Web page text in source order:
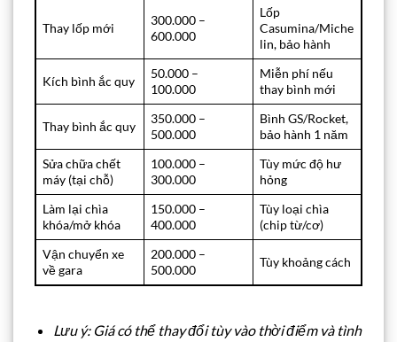
Thay lốp mới
300.000 –
600.000
Lốp
Casumina/Miche
lin, bảo hành
Kích bình ắc quy
50.000 –
100.000
Miễn phí nếu
thay bình mới
Thay bình ắc quy
350.000 –
500.000
Bình GS/Rocket,
bảo hành 1 năm
Sửa chữa chết
máy (tại chỗ)
100.000 –
300.000
Tùy mức độ hư
hỏng
Làm lại chìa
khóa/mở khóa
150.000 –
400.000
Tùy loại chìa
(chip từ/cơ)
Vận chuyển xe
về gara
200.000 –
500.000
Tùy khoảng cách
Lưu ý: Giá có thể thay đổi tùy vào thời điểm và tình